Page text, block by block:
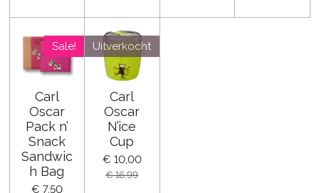
Sale!
Carl
Oscar
Pack n’
Snack
Sandwic
h Bag
€ 7,50
Uitverkocht
Carl
Oscar
N’ice
Cup
€ 10,00
€ 16,99